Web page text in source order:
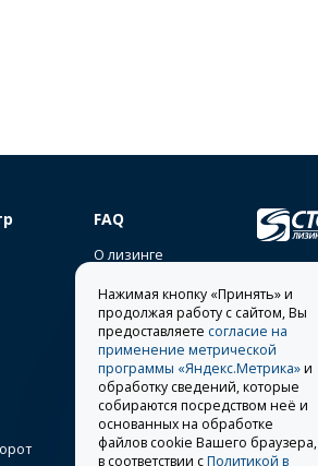
FAQ
О лизинге
Раскрытие
информации
394026, г.Воронеж,
Московский пр-т, д. 7е, оф.
Другие
8 495
Нажимая кнопку «Принять» и
продолжая работу с сайтом, Вы
предоставляете согласие на
применение метрической
программы «Яндекс.Метрика»и
обработку сведений, которые
собираются посредством неё и
основанных на обработке
файлов cookie Вашего браузера,
в соответствии сПолитикой в